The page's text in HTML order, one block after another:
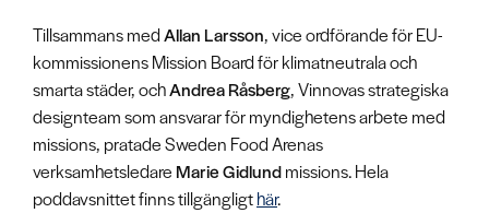
Tillsammans medAllan Larsson, vice ordförande för EU-
kommissionens Mission Board för klimatneutrala och
smarta städer, ochAndrea Råsberg, Vinnovas strategiska
designteam som ansvarar för myndighetens arbete med
missions, pratade Sweden Food Arenas
verksamhetsledare Marie Gidlundmissions. Hela
poddavsnittet finns tillgängligthär.